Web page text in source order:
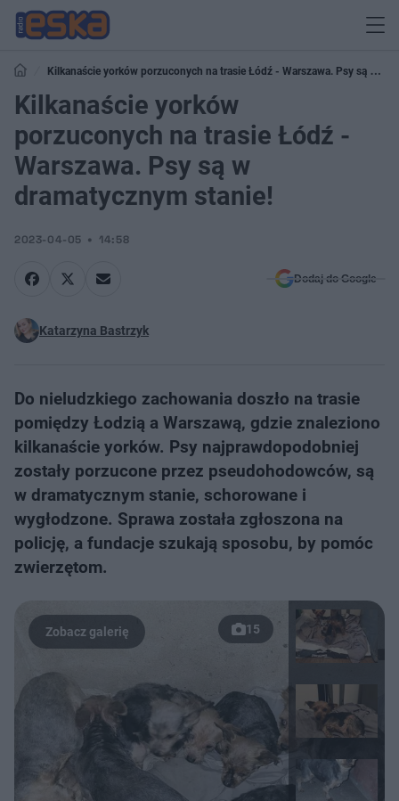
Kilkanaście yorków porzuconych na trasie Łódź - Warszawa. Psy są w
dramatycznym stanie!
Kilkanaście yorków
porzuconych na trasie Łódź -
Warszawa. Psy są w
dramatycznym stanie!
2023-04-05 14:58
Dodaj do Google
Katarzyna Bastrzyk
Do nieludzkiego zachowania doszło na trasie
pomiędzy Łodzią a Warszawą, gdzie znaleziono
kilkanaście yorków. Psy najprawdopodobniej
zostały porzucone przez pseudohodowców, są
w dramatycznym stanie, schorowane i
wygłodzone. Sprawa została zgłoszona na
policję, a fundacje szukają sposobu, by pomóc
zwierzętom.
15